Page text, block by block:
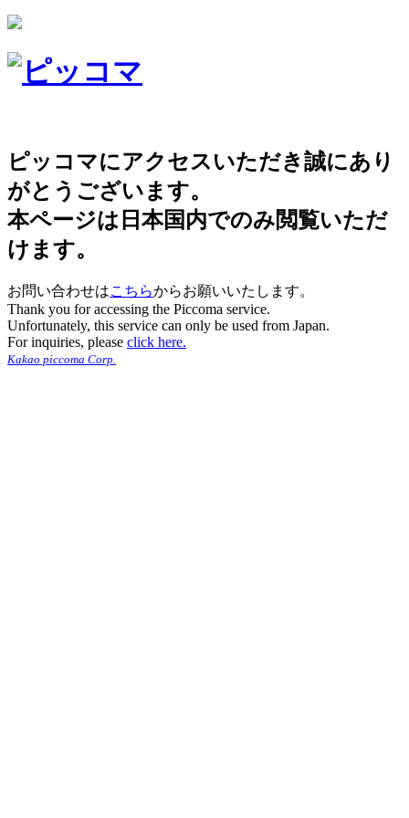
ピッコマにアクセスいただき誠にあり
がとうございます。
本ページは日本国内でのみ閲覧いただ
けます。
お問い合わせはこちらからお願いいたします。
Thank you for accessing the Piccoma service.
Unfortunately, this service can only be used from Japan.
For inquiries, please click here.
Kakao piccoma Corp.